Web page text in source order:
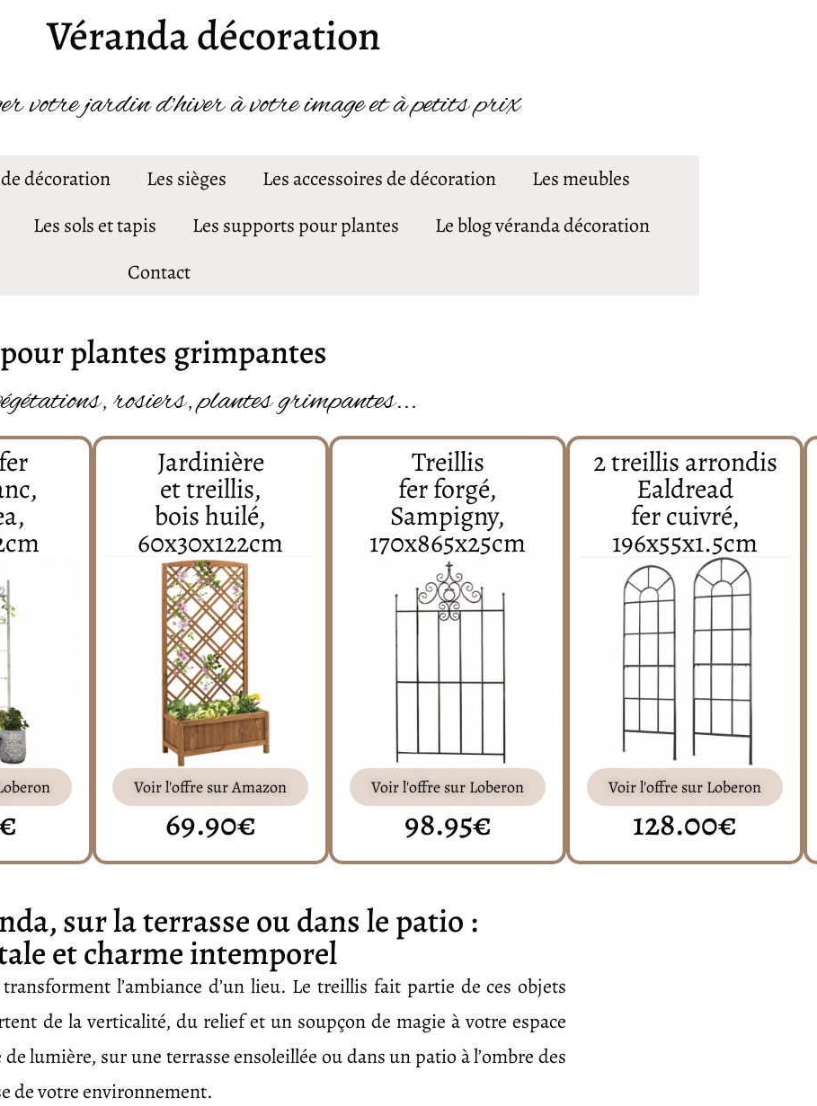
Véranda décoration
votre jardin d’hiver à votre image et à petits prix
décoration Les sièges Les accessoires de décoration
Les meubles
Les sols et tapis Les supports pour plantes
Le blog véranda décoration
Contact
plantes grimpantes
rosiers, plantes grimpantes...
Jardinière
et treillis,
bois huilé,
60x30x122cm
Voir l'offre sur Amazon
69.90€
Treillis
fer forgé,
Sampigny,
170x865x25cm
Voir l'offre sur Loberon
98.95€
2 treillis arrondis
Ealdread
fer cuivré,
196x55x1.5cm
Voir l'offre sur Loberon
128.00€
sur la terrasse ou dans le patio :
et charme intemporel
l’ambiance d’un lieu. Le treillis fait partie de ces objets
de la verticalité, du relief et un soupçon de magie à votre espace
lumière, sur une terrasse ensoleillée ou dans un patio à l’ombre des
de votre environnement.